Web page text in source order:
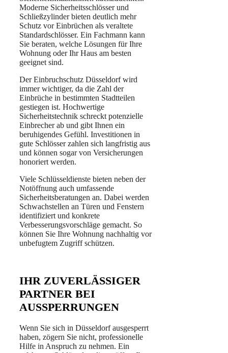
Moderne Sicherheitsschlösser und
Schließzylinder bieten deutlich mehr
Schutz vor Einbrüchen als veraltete
Standardschlösser. Ein Fachmann kann
Sie beraten, welche Lösungen für Ihre
Wohnung oder Ihr Haus am besten
geeignet sind.
Der Einbruchschutz Düsseldorf wird
immer wichtiger, da die Zahl der
Einbrüche in bestimmten Stadtteilen
gestiegen ist. Hochwertige
Sicherheitstechnik schreckt potenzielle
Einbrecher ab und gibt Ihnen ein
beruhigendes Gefühl. Investitionen in
gute Schlösser zahlen sich langfristig aus
und können sogar von Versicherungen
honoriert werden.
Viele Schlüsseldienste bieten neben der
Notöffnung auch umfassende
Sicherheitsberatungen an. Dabei werden
Schwachstellen an Türen und Fenstern
identifiziert und konkrete
Verbesserungsvorschläge gemacht. So
können Sie Ihre Wohnung nachhaltig vor
unbefugtem Zugriff schützen.
IHR ZUVERLÄSSIGER
PARTNER BEI
AUSSPERRUNGEN
Wenn Sie sich in Düsseldorf ausgesperrt
haben, zögern Sie nicht, professionelle
Hilfe in Anspruch zu nehmen. Ein